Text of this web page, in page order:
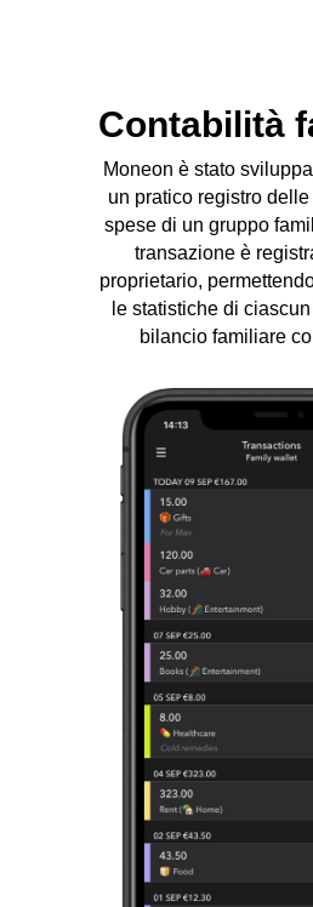
Moneon è stato
un pratico registro
spese di un gruppo
transazione è
proprietario,
le statistiche di
bilancio familiare
Contabilità